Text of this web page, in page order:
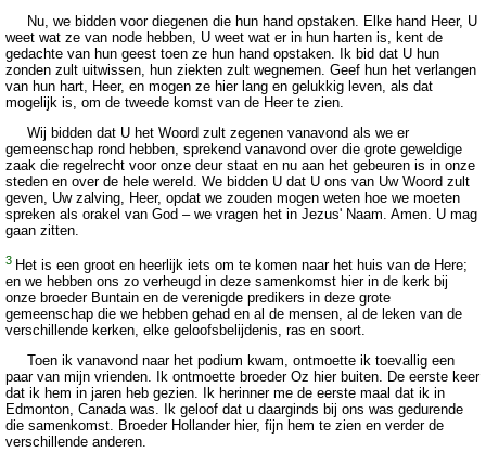
Nu, we bidden voor diegenen die hun hand opstaken. Elke hand Heer, U
weet wat ze van node hebben, U weet wat er in hun harten is, kent de
gedachte van hun geest toen ze hun hand opstaken. Ik bid dat U hun
zonden zult uitwissen, hun ziekten zult wegnemen. Geef hun het verlangen
van hun hart, Heer, en mogen ze hier lang en gelukkig leven, als dat
mogelijk is, om de tweede komst van de Heer te zien.
Wij bidden dat U het Woord zult zegenen vanavond als we er
gemeenschap rond hebben, sprekend vanavond over die grote geweldige
zaak die regelrecht voor onze deur staat en nu aan het gebeuren is in onze
steden en over de hele wereld. We bidden U dat U ons van Uw Woord zult
geven, Uw zalving, Heer, opdat we zouden mogen weten hoe we moeten
spreken als orakel van God – we vragen het in Jezus' Naam. Amen. U mag
gaan zitten.
3 Het is een groot en heerlijk iets om te komen naar het huis van de Here;
en we hebben ons zo verheugd in deze samenkomst hier in de kerk bij
onze broeder Buntain en de verenigde predikers in deze grote
gemeenschap die we hebben gehad en al de mensen, al de leken van de
verschillende kerken, elke geloofsbelijdenis, ras en soort.
Toen ik vanavond naar het podium kwam, ontmoette ik toevallig een
paar van mijn vrienden. Ik ontmoette broeder Oz hier buiten. De eerste keer
dat ik hem in jaren heb gezien. Ik herinner me de eerste maal dat ik in
Edmonton, Canada was. Ik geloof dat u daarginds bij ons was gedurende
die samenkomst. Broeder Hollander hier, fijn hem te zien en verder de
verschillende anderen.